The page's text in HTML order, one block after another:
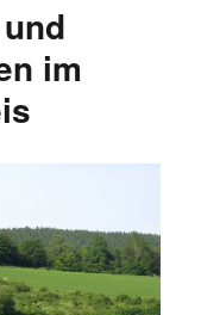
im